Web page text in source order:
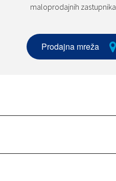
maloprodajnih zastupnika
Prodajna mreža